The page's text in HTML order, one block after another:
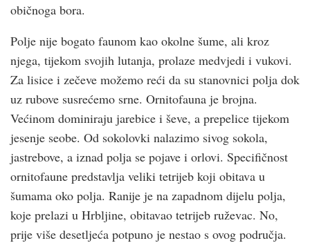
običnoga bora.
Polje nije bogato faunom kao okolne šume, ali kroz
njega, tijekom svojih lutanja, prolaze medvjedi i vukovi.
Za lisice i zečeve možemo reći da su stanovnici polja dok
uz rubove susrećemo srne. Ornitofauna je brojna.
Većinom dominiraju jarebice i ševe, a prepelice tijekom
jesenje seobe. Od sokolovki nalazimo sivog sokola,
jastrebove, a iznad polja se pojave i orlovi. Specifičnost
ornitofaune predstavlja veliki tetrijeb koji obitava u
šumama oko polja. Ranije je na zapadnom dijelu polja,
koje prelazi u Hrbljine, obitavao tetrijeb ruževac. No,
prije više desetljeća potpuno je nestao s ovog područja.